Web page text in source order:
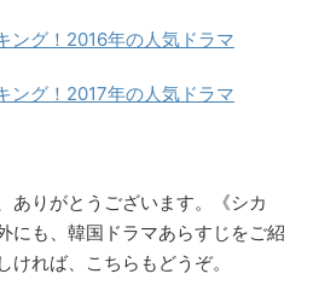
ング！2016年の人気ドラマ
ング！2017年の人気ドラマ
ありがとうございます。《シカ
にも、韓国ドラマあらすじをご紹
れば、こちらもどうぞ。